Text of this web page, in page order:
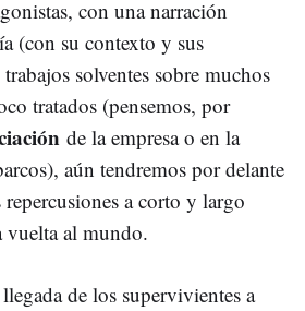
con una narración
(con su contexto y sus
solventes sobre muchos
tratados (pensemos, por
de la empresa o en la
aún tendremos por delante
a corto y largo
vuelta al mundo.
de los supervivientes a